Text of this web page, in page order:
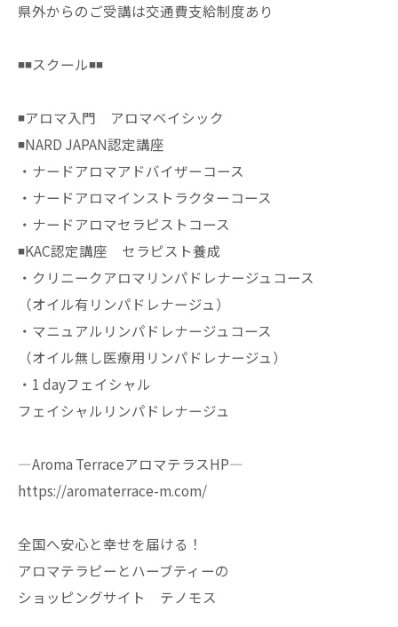
県外からのご受講は交通費支給制度あり
◾️◾️スクール◾️◾️
◾️アロマ入門 アロマベイシック
◾️NARD JAPAN認定講座
・ナードアロマアドバイザーコース
・ナードアロマインストラクターコース
・ナードアロマセラピストコース
◾️KAC認定講座 セラピスト養成
・クリニークアロマリンパドレナージュコース
（オイル有リンパドレナージュ）
・マニュアルリンパドレナージュコース
（オイル無し医療用リンパドレナージュ）
・1 dayフェイシャル
フェイシャルリンパドレナージュ
—Aroma TerraceアロマテラスHP—
https://aromaterrace-m.com/
全国へ安心と幸せを届ける！
アロマテラピーとハーブティーの
ショッピングサイト テノモス